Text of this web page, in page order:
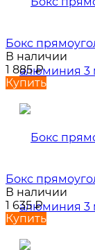
Бокс
В наличии
1 885₽
Купить
Бокс
В наличии
1 635₽
Купить